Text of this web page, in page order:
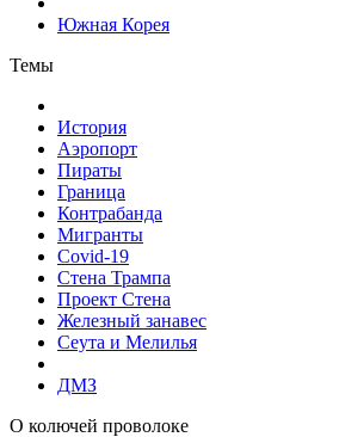
Южная Корея
Темы
История
Аэропорт
Пираты
Граница
Контрабанда
Мигранты
Covid-19
Стена Трампа
Проект Стена
Железный занавес
Сеута и Мелилья
ДМЗ
О колючей проволоке